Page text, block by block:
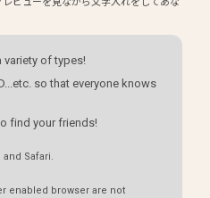
ビューを見ながら文字入れをしてあな
of types!
so that everyone knows
find your friends!
Safari.
enabled browser are not